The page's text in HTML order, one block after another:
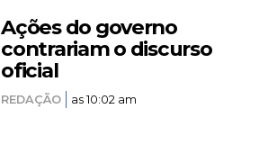
Ações do governo
contrariam o discurso
oficial
REDAÇÃO as 10:02 am